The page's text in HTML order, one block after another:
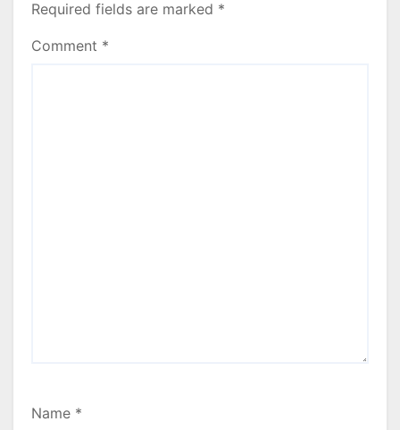
Required fields are marked *
Comment *
Name *